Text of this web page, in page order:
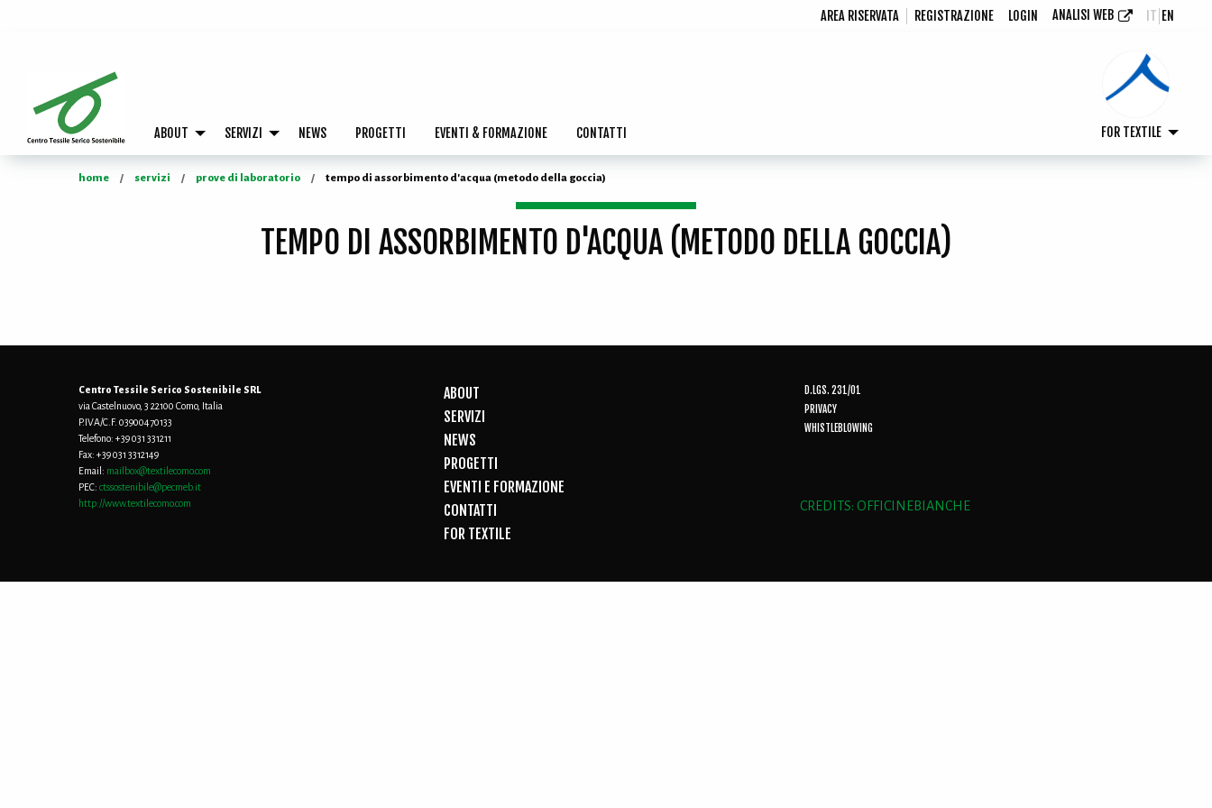
AREA RISERVATA REGISTRAZIONE LOGIN ANALISI WEB IT EN
ABOUT SERVIZI NEWS PROGETTI EVENTI & FORMAZIONE CONTATTI FOR TEXTILE
home servizi prove di laboratorio tempo di assorbimento d'acqua (metodo della goccia)
TEMPO DI ASSORBIMENTO D'ACQUA (METODO DELLA GOCCIA)
Centro Tessile Serico Sostenibile SRL
via Castelnuovo, 3 22100 Como, Italia
P.IVA/C.F. 03900470133
Telefono: +39 031 331211
Fax: +39 031 3312149
Email: mailbox@textilecomo.com
PEC: ctssostenibile@pecmeb.it
http://www.textilecomo.com
ABOUT
SERVIZI
NEWS
PROGETTI
EVENTI E FORMAZIONE
CONTATTI
FOR TEXTILE
D.LGS. 231/01
PRIVACY
WHISTLEBLOWING
CREDITS: OFFICINEBIANCHE